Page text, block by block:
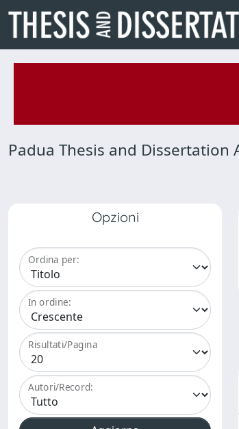
Padua Thesis and Dissertation
Opzioni
Ordina per:
In ordine:
Risultati/Pagina
Autori/Record: